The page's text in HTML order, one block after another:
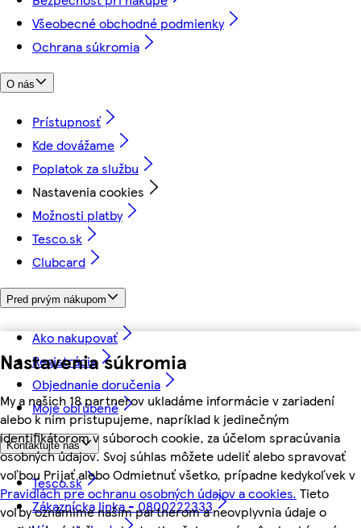
Nastavenia súkromia
My a našich 18 partnerov ukladáme informácie v zariadení
alebo k nim pristupujeme, napríklad k jedinečným
identifikátorom v súboroch cookie, za účelom spracúvania
osobných údajov. Svoj súhlas môžete udeliť alebo spravovať
voľbou Prijať alebo Odmietnuť všetko, prípadne kedykoľvek v
Pravidlách pre ochranu osobných údajov a cookies. Tieto
voľby oznámime našim partnerom a neovplyvnia údaje o
Všeobecné obchodné podmienky
Ochrana súkromia
O nás
Prístupnosť
Kde dovážame
Poplatok za službu
Nastavenia cookies
Možnosti platby
Tesco.sk
Clubcard
Pred prvým nákupom
Ako nakupovať
Registrácia
Objednanie doručenia
Moje obľúbené
Kontaktujte nás
Tesco.sk
Zákaznícka linka - 0800222333